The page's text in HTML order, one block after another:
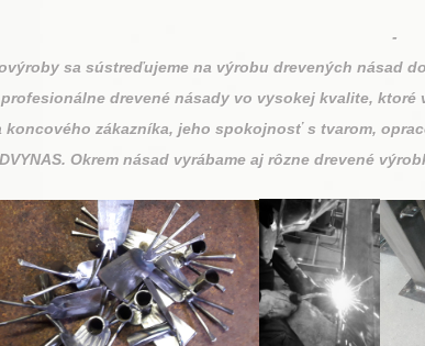
-
sa sústreďujeme na výrobu drevených násad
drevené násady vo vysokej kvalite,
koncového zákazníka, jeho spokojnosť s tvarom,
Okrem násad vyrábame aj rôzne drevené